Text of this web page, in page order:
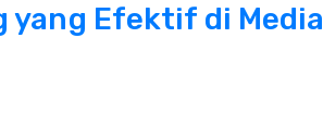
Efektif di Media